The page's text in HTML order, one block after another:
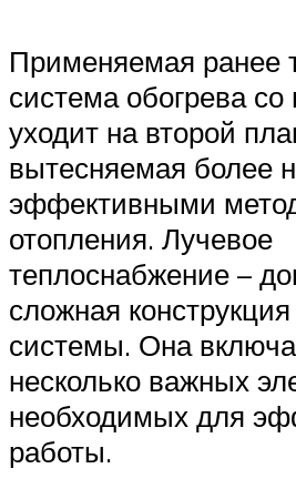
Применяемая ранее
система обогрева
уходит на второй
вытесняемая более
эффективными
отопления. Лучевое
теплоснабжение –
сложная
системы. Она
несколько важных
необходимых для
работы.